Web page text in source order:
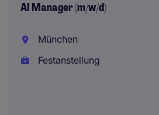
AI Manager (m/w/d)
München
Festanstellung